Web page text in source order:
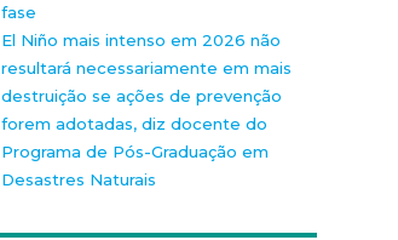
fase
El Niño mais intenso em 2026 não
resultará necessariamente em mais
destruição se ações de prevenção
forem adotadas, diz docente do
Programa de Pós-Graduação em
Desastres Naturais